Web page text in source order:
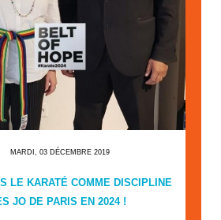
MARDI, 03 DÉCEMBRE 2019
LE KARATÉ COMME DISCIPLINE
JO DE PARIS EN 2024 !